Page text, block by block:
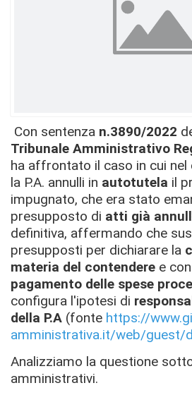
Con sentenza n.3890/2022
Tribunale Amministrativo
ha affrontato il caso in cui nel
la P.A. annulli in autotutela il
impugnato, che era stato
presupposto di atti già
definitiva, affermando che
presupposti per dichiarare la
materia del contendere e
pagamento delle spese
configura l'ipotesi di
della P.A (fonte https://
amministrativa.it/web/guest/
Analizziamo la questione
amministrativi.